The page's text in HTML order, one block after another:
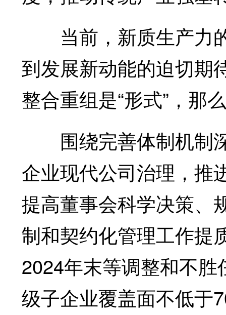
当前，新质生产力
到发展新动能的迫切期
整合重组是“形式”，那
围绕完善体制机制
企业现代公司治理，推
提高董事会科学决策、
制和契约化管理工作提
2024年末等调整和不
级子企业覆盖面不低于